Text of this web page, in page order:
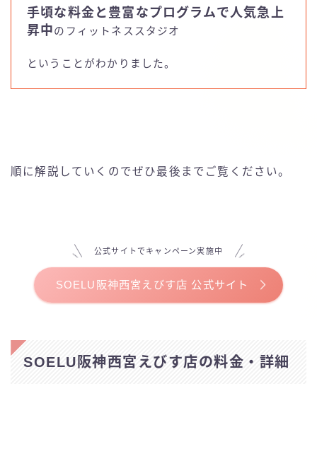
BDCピラティス
BeatPilates
LALA PILATES
Pilates Mee
Rintosull(リントスル)
手頃な料金と豊富なプログラムで人気急上
昇中のフィットネススタジオ
ということがわかりました。
順に解説していくのでぜひ最後までご覧ください。
公式サイトでキャンペーン実施中
SOELU阪神西宮えびす店 公式サイト
SOELU阪神西宮えびす店の料金・詳細